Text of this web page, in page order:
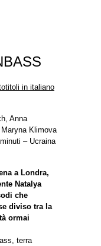
in italiano
Anna
Klimova
– Ucraina
a Londra,
Natalya
che
diviso tra la
ormai
terra